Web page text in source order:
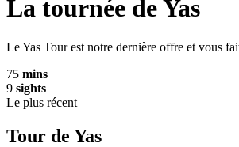
La tournée de Yas
Le Yas Tour est notre dernière offre et vous
75 mins
9 sights
Le plus récent
Tour de Yas